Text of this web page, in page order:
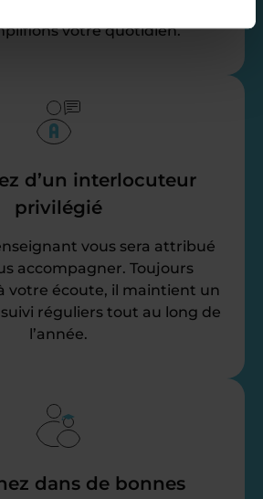
votre quotidien.
d’un interlocuteur
privilégié
vous sera attribué
accompagner. Toujours
votre écoute, il maintient un
réguliers tout au long de
l’année.
dans de bonnes